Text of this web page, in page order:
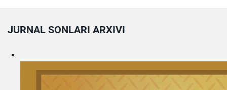
JURNAL SONLARI ARXIVI